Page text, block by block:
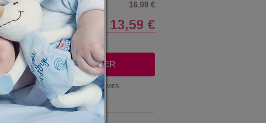
16,99 €
Prix 13,59 €
+ D'INFOS SUR LE CLUB
AJOUTER AU PANIER
Ajouter à laLISTE D'ENVIES